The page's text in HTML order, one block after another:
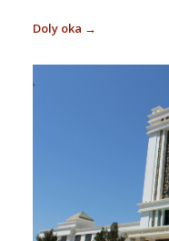
Doly oka →